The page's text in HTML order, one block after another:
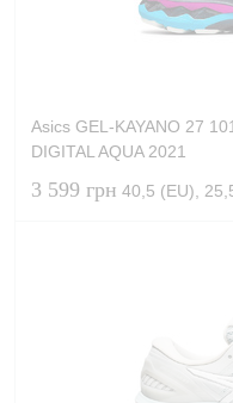
Asics GEL-KAYANO 27
DIGITAL AQUA 2021
3 599 грн 40,5 (EU),